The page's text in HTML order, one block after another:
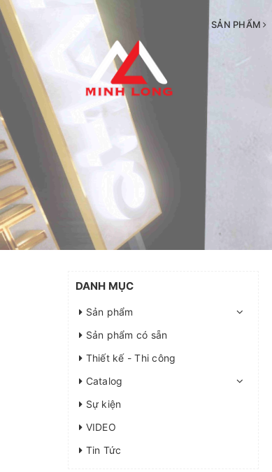
SẢN PHẨM
DANH MỤC
Sản phẩm
Sản phẩm có sẵn
Thiết kế - Thi công
Catalog
Sự kiện
VIDEO
Tin Tức